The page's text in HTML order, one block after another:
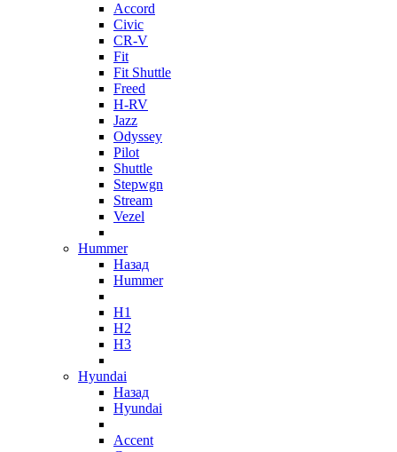
Accord
Civic
CR-V
Fit
Fit Shuttle
Freed
H-RV
Jazz
Odyssey
Pilot
Shuttle
Stepwgn
Stream
Vezel
Hummer
Назад
Hummer
H1
H2
H3
Hyundai
Назад
Hyundai
Accent